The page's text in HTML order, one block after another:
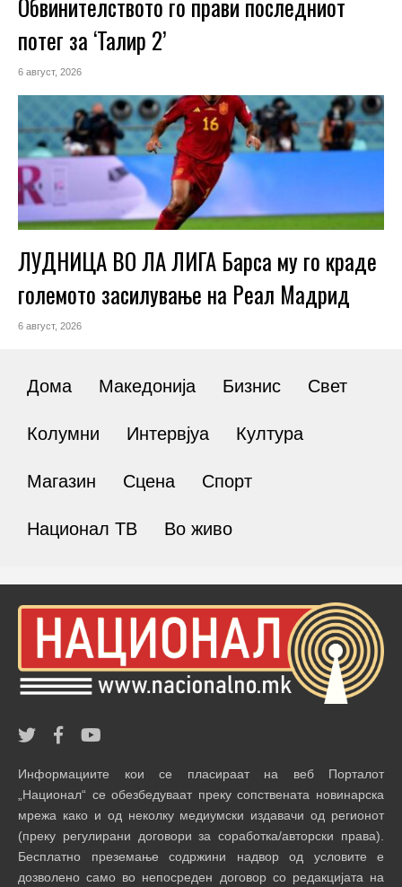
Обвинителството го прави последниот
потег за ‘Талир 2’
6 август, 2026
ЛУДНИЦА ВО ЛА ЛИГА Барса му го краде
големото засилување на Реал Мадрид
6 август, 2026
Дома Македонија Бизнис Свет
Колумни Интервјуа Култура
Магазин Сцена Спорт
Национал ТВ Во живо
Информациите кои се пласираат на веб Порталот
„Национал“ се обезбедуваат преку сопствената новинарска
мрежа како и од неколку медиумски издавачи од регионот
(преку регулирани договори за соработка/авторски права).
Бесплатно преземање содржини надвор од условите е
дозволено само во непосреден договор со редакцијата на